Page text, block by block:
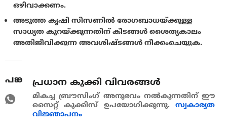
ഒഴിവാക്കണം.
അടുത്ത കൃഷി സീസണിൽ രോഗബാധയ്ക്കുള്ള
സാധ്യത കുറയ്ക്കുന്നതിന് കീടങ്ങൾ ശൈത്യകാലം
അതിജീവിക്കുന്ന അവശിഷ്ടങ്ങൾ നീക്കംചെയ്യുക.
പങ്കുവെയ്ക്കുക
പ്രധാന കുക്കി വിവരങ്ങള്‍
മികച്ച ബ്രൗസിംഗ് അനുഭവം നൽകുന്നതിന് ഈ
സൈറ്റ് കുക്കിസ് ഉപയോഗിക്കുന്നു. സ്വകാര്യത
വിജ്ഞാപനം